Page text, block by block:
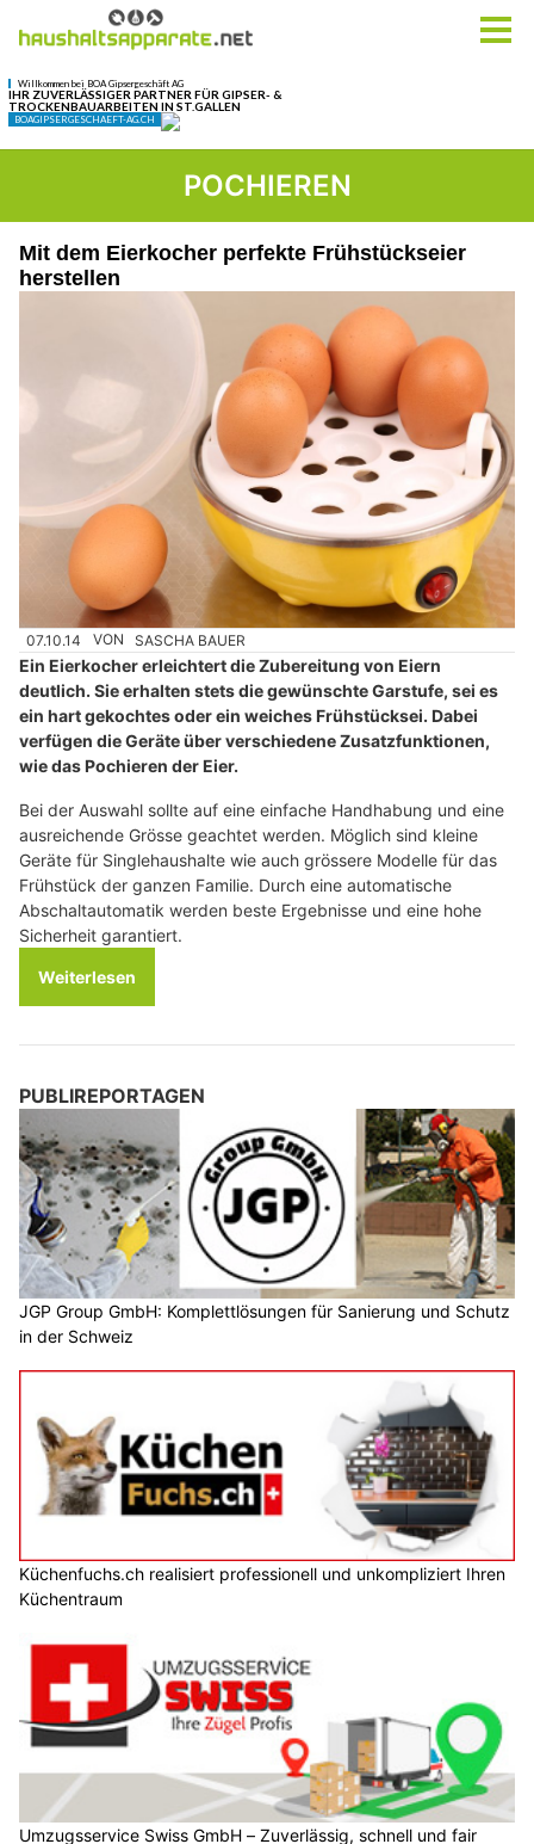
POCHIEREN
Mit dem Eierkocher perfekte Frühstückseier
herstellen
07.10.14 VON SASCHA BAUER
Ein Eierkocher erleichtert die Zubereitung von Eiern
deutlich. Sie erhalten stets die gewünschte Garstufe, sei es
ein hart gekochtes oder ein weiches Frühstücksei. Dabei
verfügen die Geräte über verschiedene Zusatzfunktionen,
wie das Pochieren der Eier.
Bei der Auswahl sollte auf eine einfache Handhabung und eine
ausreichende Grösse geachtet werden. Möglich sind kleine
Geräte für Singlehaushalte wie auch grössere Modelle für das
Frühstück der ganzen Familie. Durch eine automatische
Abschaltautomatik werden beste Ergebnisse und eine hohe
Sicherheit garantiert.
Weiterlesen
PUBLIREPORTAGEN
JGP Group GmbH: Komplettlösungen für Sanierung und Schutz
in der Schweiz
Küchenfuchs.ch realisiert professionell und unkompliziert Ihren
Küchentraum
Umzugsservice Swiss GmbH – Zuverlässig, schnell und fair